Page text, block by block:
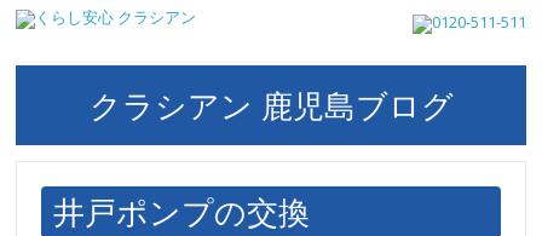
クラシアン 鹿児島ブログ
井戸ポンプの交換